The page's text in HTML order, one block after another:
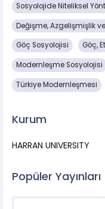
Sosyolojide Niteliksel
Değişme, Azgelişmişlik
Göç Sosyolojisi Göç,
Modernleşme Sosyolojisi
Türkiye Modernleşmesi
Kurum
HARRAN UNIVERSITY
Popüler Yayınları